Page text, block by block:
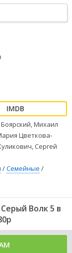
Ивана звать,
добиться
Михаил
Цветкова-
Сергей
/Семейные /
Волк 5 в